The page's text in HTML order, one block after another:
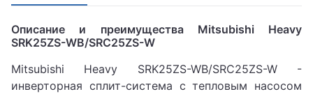
Описание и преимущества Mitsubishi Heavy
SRK25ZS-WB/SRC25ZS-W
Mitsubishi Heavy SRK25ZS-WB/SRC25ZS-W -
инверторная сплит-система с тепловым насосом